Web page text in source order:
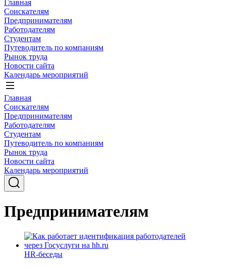
Главная
Соискателям
Предпринимателям
Работодателям
Студентам
Путеводитель по компаниям
Рынок труда
Новости сайта
Календарь мероприятий
Главная
Соискателям
Предпринимателям
Работодателям
Студентам
Путеводитель по компаниям
Рынок труда
Новости сайта
Календарь мероприятий
Предпринимателям
HR-беседы